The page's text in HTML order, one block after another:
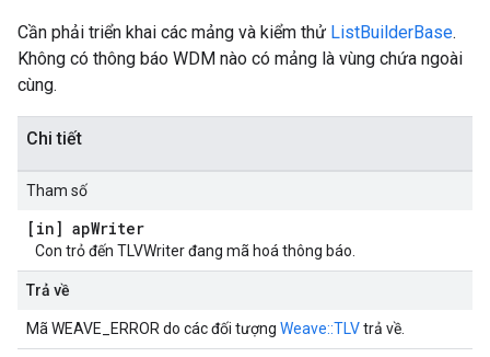
Cần phải triển khai các mảng và kiểm thử ListBuilderBase.
Không có thông báo WDM nào có mảng là vùng chứa ngoài
cùng.
Chi tiết
Tham số
[in] apWriter
Con trỏ đến TLVWriter đang mã hoá thông báo.
Trả về
Mã WEAVE_ERROR do các đối tượng Weave::TLVtrả về.